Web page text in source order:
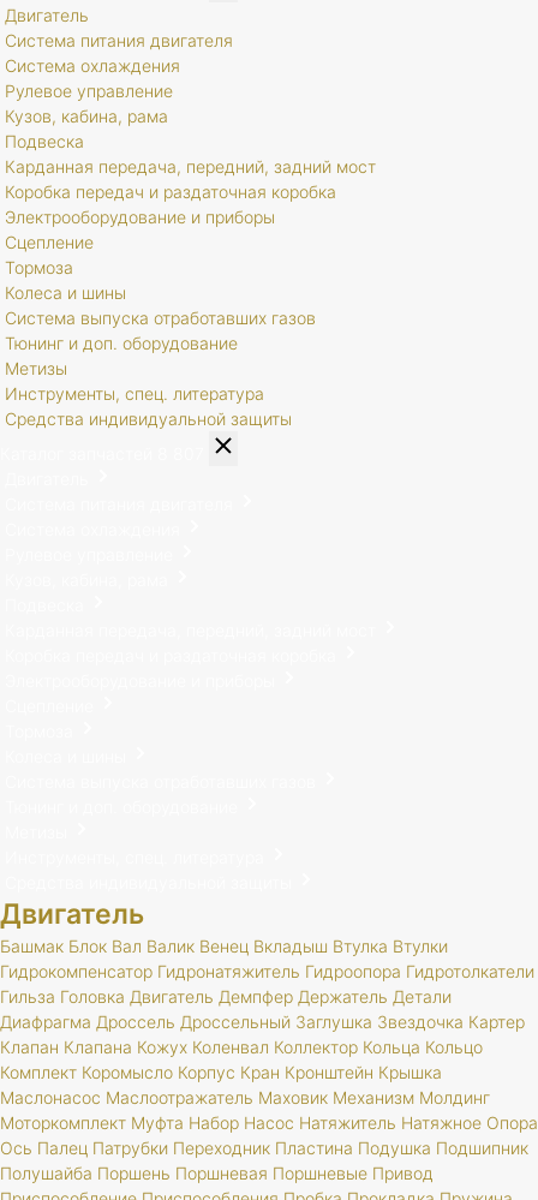
Двигатель
Система питания двигателя
Система охлаждения
Рулевое управление
Кузов, кабина, рама
Подвеска
Карданная передача, передний, задний мост
Коробка передач и раздаточная коробка
Электрооборудование и приборы
Сцепление
Тормоза
Колеса и шины
Система выпуска отработавших газов
Тюнинг и доп. оборудование
Метизы
Инструменты, спец. литература
Средства индивидуальной защиты
Двигатель
Башмак Блок Вал Валик Венец Вкладыш Втулка Втулки
Гидрокомпенсатор Гидронатяжитель Гидроопора Гидротолкатели
Гильза Головка Двигатель Демпфер Держатель Детали
Диафрагма Дроссель Дроссельный Заглушка Звездочка Картер
Клапан Клапана Кожух Коленвал Коллектор Кольца Кольцо
Комплект Коромысло Корпус Кран Кронштейн Крышка
Маслонасос Маслоотражатель Маховик Механизм Молдинг
Моторкомплект Муфта Набор Насос Натяжитель Натяжное Опора
Ось Палец Патрубки Переходник Пластина Подушка Подшипник
Полушайба Поршень Поршневая Поршневые Привод